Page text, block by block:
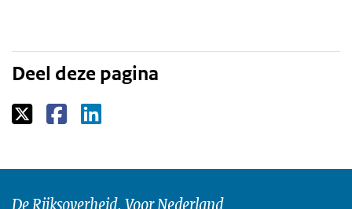
Deel deze pagina
De Rijksoverheid. Voor Nederland